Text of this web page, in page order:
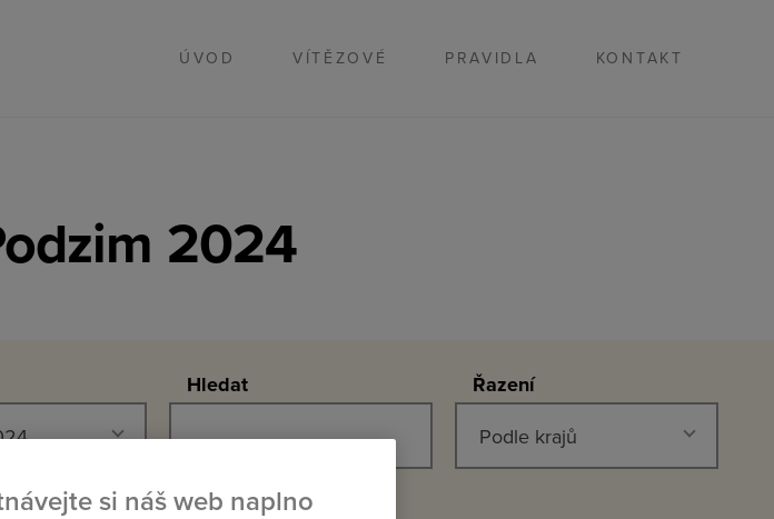
ÚVOD VÍTĚZOVÉ PRAVIDLA KONTAKT
2024
Hledat Řazení
Podle krajů
filtr si náš web naplno